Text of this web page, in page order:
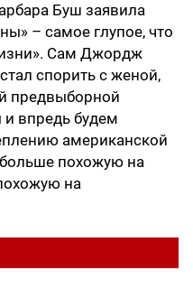
Буш заявила
– самое глупое, что
Сам Джордж
спорить с женой,
предвыборной
впредь будем
американской
похожую на
на